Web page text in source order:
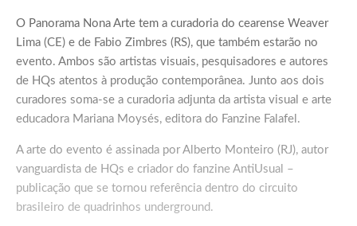
O Panorama Nona Arte tem a curadoria do cearense Weaver
Lima (CE) e de Fabio Zimbres (RS), que também estarão no
evento. Ambos são artistas visuais, pesquisadores e autores
de HQs atentos à produção contemporânea. Junto aos dois
curadores soma-se a curadoria adjunta da artista visual e arte
educadora Mariana Moysés, editora do Fanzine Falafel.
A arte do evento é assinada por Alberto Monteiro (RJ), autor
vanguardista de HQs e criador do fanzine AntiUsual –
publicação que se tornou referência dentro do circuito
brasileiro de quadrinhos underground.